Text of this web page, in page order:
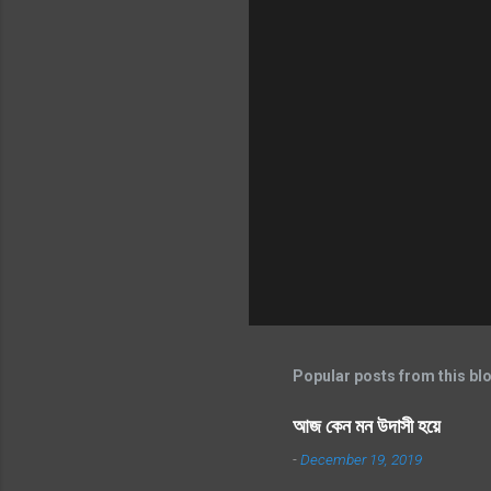
Popular posts from this
আজ কেন মন উদাসী হয়ে
-December 19, 2019